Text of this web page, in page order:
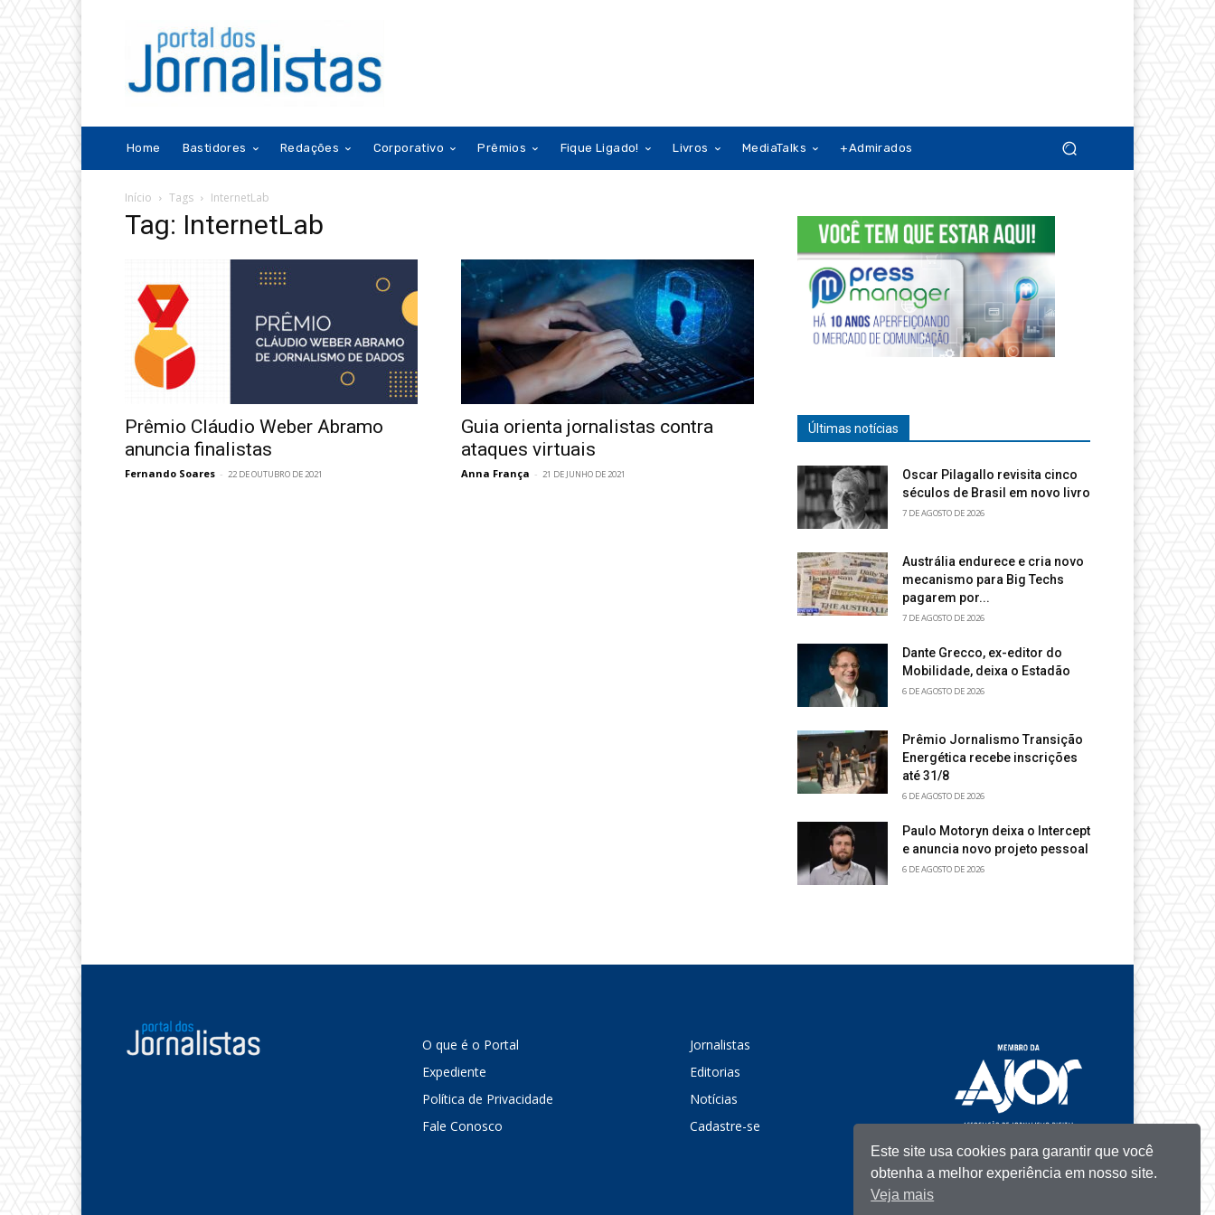
Home Bastidores Redações Corporativo Prêmios Fique Ligado! Livros MediaTalks +Admirados
Início Tags InternetLab
Tag: InternetLab
Prêmio Cláudio Weber Abramo
anuncia finalistas
Fernando Soares - 22 DE OUTUBRO DE 2021
Guia orienta jornalistas contra
ataques virtuais
Anna França - 21 DE JUNHO DE 2021
Últimas notícias
Oscar Pilagallo revisita cinco
séculos de Brasil em novo livro
7 DE AGOSTO DE 2026
Austrália endurece e cria novo
mecanismo para Big Techs
pagarem por...
7 DE AGOSTO DE 2026
Dante Grecco, ex-editor do
Mobilidade, deixa o Estadão
6 DE AGOSTO DE 2026
Prêmio Jornalismo Transição
Energética recebe inscrições
até 31/8
6 DE AGOSTO DE 2026
Paulo Motoryn deixa o Intercept
e anuncia novo projeto pessoal
6 DE AGOSTO DE 2026
O que é o Portal
Expediente
Política de Privacidade
Fale Conosco
Jornalistas
Editorias
Notícias
Cadastre-se
Este site usa cookies para garantir que você
obtenha a melhor experiência em nosso site.
Veja mais